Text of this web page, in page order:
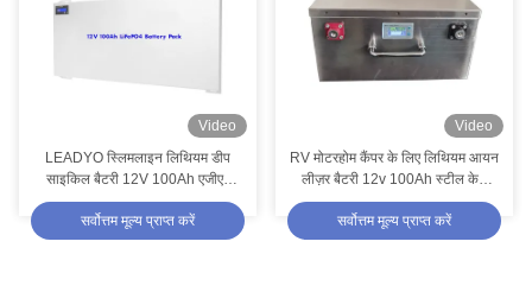
Video
LEADYO स्लिमलाइन लिथियम डीप
साइकिल बैटरी 12V 100Ah एजीएम
कारवां बैटरी बदलें
सर्वोत्तम मूल्य प्राप्त करें
Video
RV मोटरहोम कैंपर के लिए लिथियम आयन
लीज़र बैटरी 12v 100Ah स्टील केस
अंडर-सीट Lifepo4 डीप साइकिल बैटरी
सर्वोत्तम मूल्य प्राप्त करें